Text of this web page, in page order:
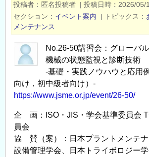
投稿者 匿名投稿者 | 投稿日時
2026/05/
セクション
イベント案内 | トピックス
メンテナンス
No.26-50講習会：グローバ
機械の状態監視と診断技術
‐基礎・実践ノウハウと応用
向け，初中級者向け）‐
https://www.jsme.or.jp/event/26-50/
企 画：ISO・JIS・学会基準委員会
員会
協 賛（案）：日本プラントメンテ
設備管理学会、日本トライボロジー